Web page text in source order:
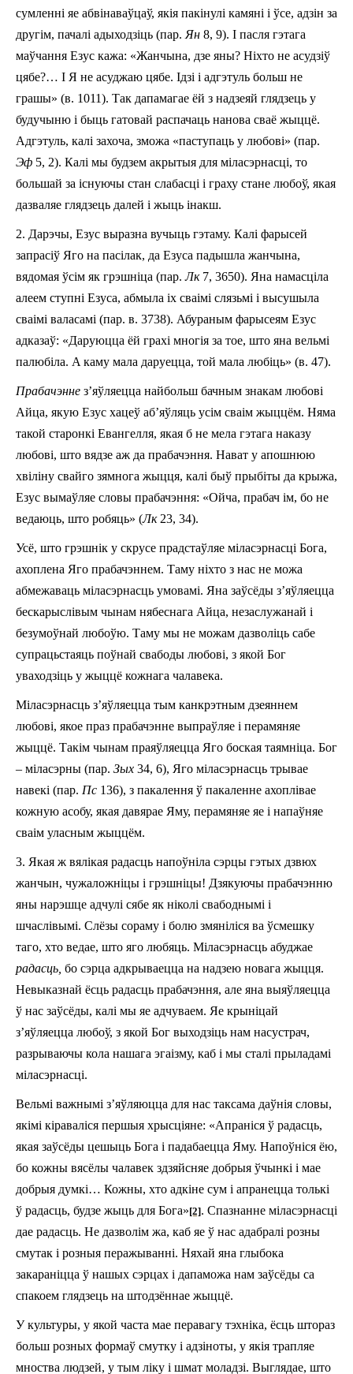
сумленні яе абвінаваўцаў, якія пакінулі камяні i ўсе, адзін за
другім, пачалі адыходзіць (пар. Ян 8, 9). І пасля гэтага
маўчання Езус кажа: «Жанчына, дзе яны? Ніхто не асудзіў
цябе?… I Я не асуджаю цябе. Ідзі і адгэтуль больш не
грашы» (в. 10­11). Так дапамагае ёй з надзеяй глядзець у
будучыню i быць гатовай распачаць нанова сваё жыццё.
Адгэтуль, калі захоча, зможа «паступаць у любові» (пар.
Эф 5, 2). Калі мы будзем акрытыя для міласэрнасці, то
большай за існуючы стан слабасці і граху стане любоў, якая
дазваляе глядзець далей і жыць інакш.
2. Дарэчы, Езус выразна вучыць гэтаму. Калі фарысей
запрасіў Яго на пасілак, да Езуса падышла жанчына,
вядомая ўсім як грэшніца (пар.Лк 7, 36­50). Яна намасціла
алеем ступні Езуса, абмыла іх сваімі слязьмі і высушыла
сваімі валасамі (пар. в. 37­38). Абураным фарысеям Езус
адказаў: «Даруюцца ёй грахі многія за тое, што яна вельмі
палюбіла. A каму мала даруецца, той мала любіць» (в. 47).
Прабачэнне з’яўляецца найбольш бачным знакам любові
Айца, якую Езус хацеў аб’яўляць усім сваім жыццём. Няма
такой старонкі Евангелля, якая б не мела гэтага наказу
любові, што вядзе аж да прабачэння. Нават у апошнюю
хвіліну свайго зямнога жыцця, калі быў прыбіты да крыжа,
Езус вымаўляе словы прабачэння: «Ойча, прабач ім, бо не
ведаюць, што робяць» (Лк 23, 34).
Усё, што грэшнік у скрусе прадстаўляе міласэрнасці Бога,
ахоплена Яго прабачэннем. Таму ніхто з нас не можа
абмежаваць міласэрнасць умовамі. Яна заўсёды з’яўляецца
бескарыслівым чынам нябеснага Айца, незаслужанай і
безумоўнай любоўю. Таму мы не можам дазволіць сабе
супрацьстаяць поўнай свабоды любові, з якой Бог
уваходзіць у жыццё кожнага чалавека.
Міласэрнасць з’яўляецца тым канкрэтным дзеяннем
любові, якое праз прабачэнне выпраўляе і перамяняе
жыццё. Такім чынам праяўляецца Яго боская таямніца. Бог
– міласэрны (пар. Зых 34, 6), Яго міласэрнасць трывае
навекі (пар. Пс 136), з пакалення ў пакаленне ахоплівае
кожную асобу, якая давярае Яму, перамяняе яе і напаўняе
сваім уласным жыццём.
3. Якая ж вялікая радасць напоўніла сэрцы гэтых дзвюх
жанчын, чужаложніцы i грэшніцы! Дзякуючы прабачэнню
яны нарэшце адчулі сябе як ніколі свабоднымі i
шчаслівымі. Слёзы сораму i болю змяніліся ва ўсмешку
таго, хто ведае, што яго любяць. Міласэрнасць абуджае
радасць, бо сэрца адкрываецца на надзею новага жыцця.
Невыказнай ёсць радасць прабачэння, але яна выяўляецца
ў нас заўсёды, калі мы яе адчуваем. Яе крыніцай
з’яўляецца любоў, з якой Бог выходзіць нам насустрач,
разрываючы кола нашага эгаізму, каб і мы сталі прыладамі
міласэрнасці.
Вельмі важнымі з’яўляюцца для нас таксама даўнія словы,
якімі кіраваліся першыя хрысціяне: «Апраніся ў радасць,
якая заўсёды цешыць Бога і падабаецца Яму. Напоўніся ёю,
бо кожны вясёлы чалавек здзяйсняе добрыя ўчынкі і мае
добрыя думкі… Кожны, хто адкіне сум і апранецца толькі
ў радасць, будзе жыць для Бога»[2]. Спазнанне міласэрнасці
дае радасць. Не дазволім жа, каб яе ў нас адабралі розны
смутак і розныя перажыванні. Няхай яна глыбока
закараніцца ў нашых сэрцах і дапаможа нам заўсёды са
спакоем глядзець на штодзённае жыццё.
У культуры, у якой часта мае перавагу тэхніка, ёсць штораз
больш розных формаў смутку і адзіноты, у якія трапляе
мноства людзей, у тым ліку і шмат моладзі. Выглядае, што